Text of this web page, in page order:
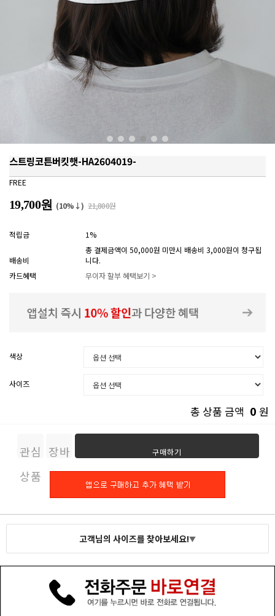
스트링코튼버킷햇-HA2604019-
FREE
19,700원 (10%↓) 21,800원
적립금 1%
배송비
총 결제금액이 50,000원 미만시 배송비 3,000원이 청구됩
니다.
카드혜택
무이자 할부 혜택보기 >
색상
사이즈
총 상품 금액 0 원
관심
상품
장바
구니
구매하기
고객님의 사이즈를 찾아보세요!▼